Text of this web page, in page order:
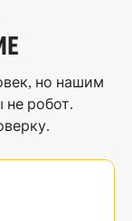
но нашим
не робот.